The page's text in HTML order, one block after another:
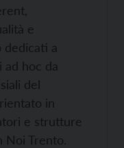
e
dedicati a
hoc da
del
in
e strutture
Noi Trento.